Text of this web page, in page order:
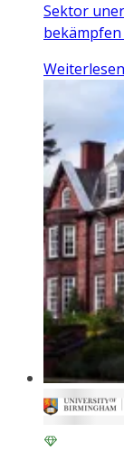
Sektor
Weiterlesen